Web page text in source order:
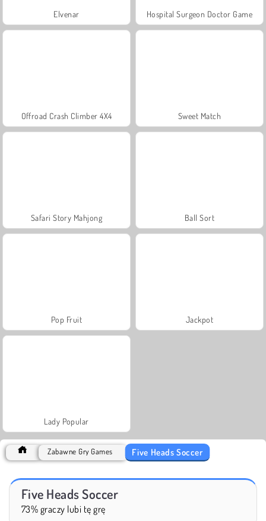
Elvenar Hospital Surgeon Doctor Game
Offroad Crash Climber 4X4 Sweet Match
Safari Story Mahjong Ball Sort
Pop Fruit Jackpot
Lady Popular
Zabawne Gry Games Five Heads Soccer
Five Heads Soccer
73% graczy lubi tę grę